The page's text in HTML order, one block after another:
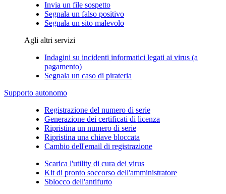
Invia un file sospetto
Segnala un falso positivo
Segnala un sito malevolo
Agli altri servizi
Indagini su incidenti informatici legati ai virus (a
pagamento)
Segnala un caso di pirateria
Supporto autonomo
Registrazione del numero di serie
Generazione dei certificati di licenza
Ripristina un numero di serie
Ripristina una chiave bloccata
Cambio dell'email di registrazione
Scarica l'utility di cura dei virus
Kit di pronto soccorso dell'amministratore
Sblocco dell'antifurto